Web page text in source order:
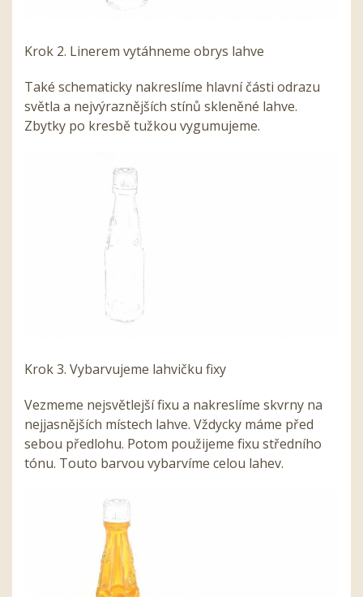
Krok 2. Linerem vytáhneme obrys lahve
Také schematicky nakreslíme hlavní části odrazu
světla a nejvýraznějších stínů skleněné lahve.
Zbytky po kresbě tužkou vygumujeme.
Krok 3. Vybarvujeme lahvičku fixy
Vezmeme nejsvětlejší fixu a nakreslíme skvrny na
nejjasnějších místech lahve. Vždycky máme před
sebou předlohu. Potom použijeme fixu středního
tónu. Touto barvou vybarvíme celou lahev.